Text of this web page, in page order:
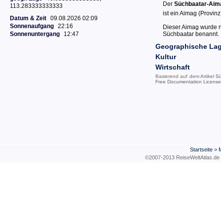
113.283333333333
Datum & Zeit 09.08.2026 02:09
Sonnenaufgang 22:16
Sonnenuntergang
12:47
Der Süchbaatar-
ist ein Aimag
Dieser Aimag wurde
Süchbaatar benannt.
Geographische
Kultur
Wirtschaft
Basierend auf dem Artikel
Free Documentation License
Startseite>
©2007-2013